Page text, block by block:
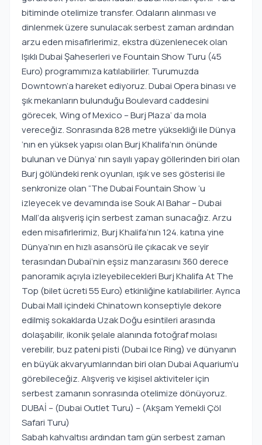
bitiminde otelimize transfer. Odaların alınması ve
dinlenmek üzere sunulacak serbest zaman ardından
arzu eden misafirlerimiz, ekstra düzenlenecek olan
Işıklı Dubai Şaheserleri ve Fountain Show Turu (45
Euro) programımıza katılabilirler. Turumuzda
Downtown’a hareket ediyoruz. Dubai Opera binası ve
şık mekanların bulunduğu Boulevard caddesini
görecek, Wing of Mexico – Burj Plaza’ da mola
vereceğiz. Sonrasında 828 metre yüksekliği ile Dünya
‘nın en yüksek yapısı olan Burj Khalifa’nın önünde
bulunan ve Dünya’ nın sayılı yapay göllerinden biri olan
Burj gölündeki renk oyunları, ışık ve ses gösterisi ile
senkronize olan “The Dubai Fountain Show ‘u
izleyecek ve devamında ise Souk Al Bahar – Dubai
Mall‘da alışveriş için serbest zaman sunacağız. Arzu
eden misafirlerimiz, Burj Khalifa‘nın 124. katına yine
Dünya’nın en hızlı asansörü ile çıkacak ve seyir
terasından Dubai‘nin eşsiz manzarasını 360 derece
panoramik açıyla izleyebilecekleri Burj Khalifa At The
Top (bilet ücreti 55 Euro) etkinliğine katılabilirler. Ayrıca
Dubai Mall içindeki Chinatown konseptiyle dekore
edilmiş sokaklarda Uzak Doğu esintileri arasında
dolaşabilir, ikonik şelale alanında fotoğraf molası
verebilir, buz pateni pisti (Dubai Ice Ring) ve dünyanın
en büyük akvaryumlarından biri olan Dubai Aquarium’u
görebileceğiz. Alışveriş ve kişisel aktiviteler için
serbest zamanın sonrasında otelimize dönüyoruz.
DUBAİ – (Dubai Outlet Turu) – (Akşam Yemekli Çöl
Safari Turu)
Sabah kahvaltısı ardından tam gün serbest zaman